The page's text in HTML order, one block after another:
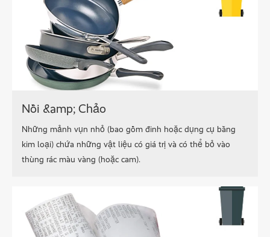
Nồi &amp; Chảo
Những mảnh vụn nhỏ (bao gồm đinh hoặc dụng cụ bằng
kim loại) chứa những vật liệu có giá trị và có thể bỏ vào
thùng rác màu vàng (hoặc cam).